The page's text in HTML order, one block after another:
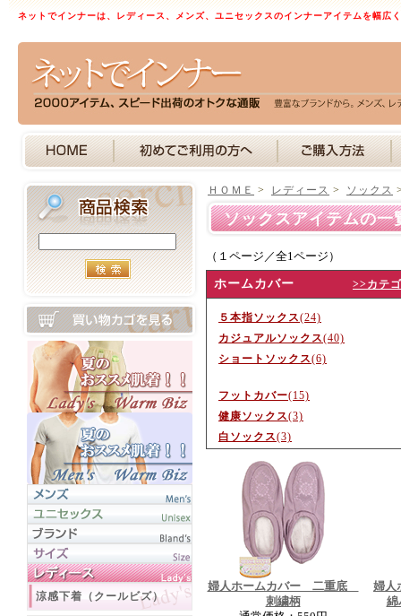
ネットでインナーは、レディース、メンズ、ユニセックスのインナーアイテムを幅広
涼感下着（クールビズ）
ＨＯＭＥ > レディース > ソックス
ソックスアイテムの
（１ページ／全1ページ）
ホームカバー >>カテ
５本指ソックス(24)
カジュアルソックス(40)
ショートソックス(6)
フットカバー(15)
健康ソックス(3)
白ソックス(3)
婦人ホームカバー 二重底
刺繍柄
婦人
綿